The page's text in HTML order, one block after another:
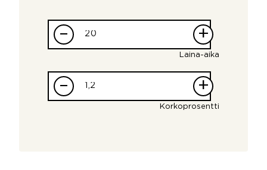
– +
Laina-aika
– +
Korkoprosentti